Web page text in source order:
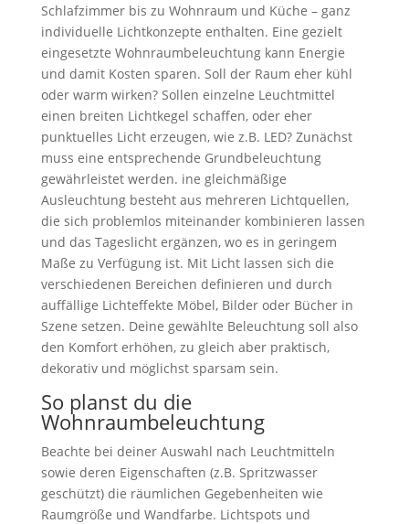
Schlafzimmer bis zu Wohnraum und Küche – ganz
individuelle Lichtkonzepte enthalten. Eine gezielt
eingesetzte Wohnraumbeleuchtung kann Energie
und damit Kosten sparen. Soll der Raum eher kühl
oder warm wirken? Sollen einzelne Leuchtmittel
einen breiten Lichtkegel schaffen, oder eher
punktuelles Licht erzeugen, wie z.B. LED? Zunächst
muss eine entsprechende Grundbeleuchtung
gewährleistet werden. ine gleichmäßige
Ausleuchtung besteht aus mehreren Lichtquellen,
die sich problemlos miteinander kombinieren lassen
und das Tageslicht ergänzen, wo es in geringem
Maße zu Verfügung ist. Mit Licht lassen sich die
verschiedenen Bereichen definieren und durch
auffällige Lichteffekte Möbel, Bilder oder Bücher in
Szene setzen. Deine gewählte Beleuchtung soll also
den Komfort erhöhen, zu gleich aber praktisch,
dekorativ und möglichst sparsam sein.
So planst du die
Wohnraumbeleuchtung
Beachte bei deiner Auswahl nach Leuchtmitteln
sowie deren Eigenschaften (z.B. Spritzwasser
geschützt) die räumlichen Gegebenheiten wie
Raumgröße und Wandfarbe. Lichtspots und